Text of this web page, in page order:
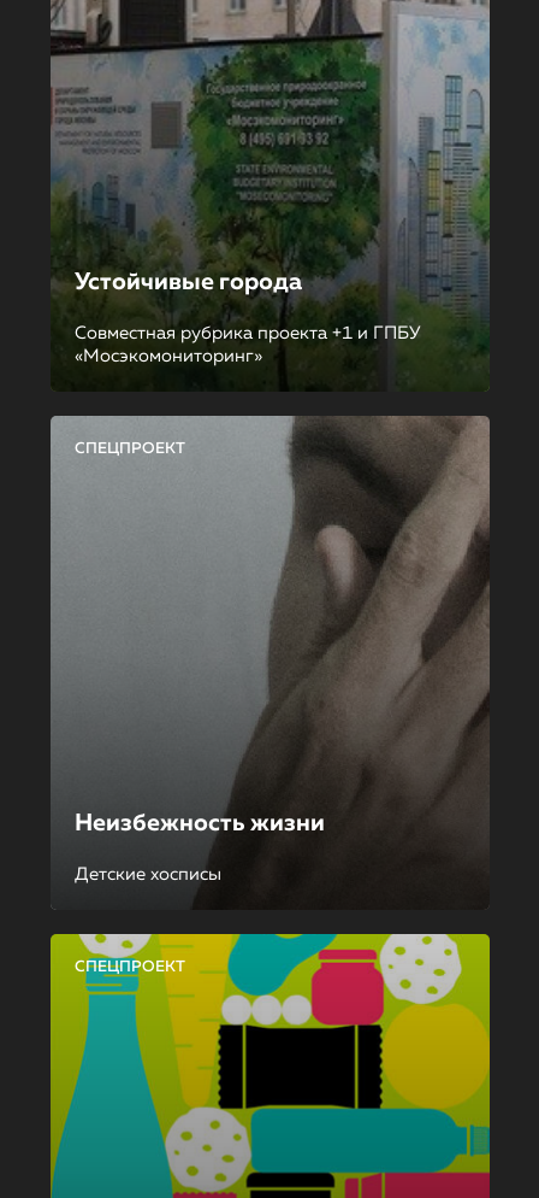
Устойчивые города
Совместная рубрика проекта +1 и ГПБУ
«Мосэкомониторинг»
СПЕЦПРОЕКТ
Неизбежность жизни
Детские хосписы
СПЕЦПРОЕКТ